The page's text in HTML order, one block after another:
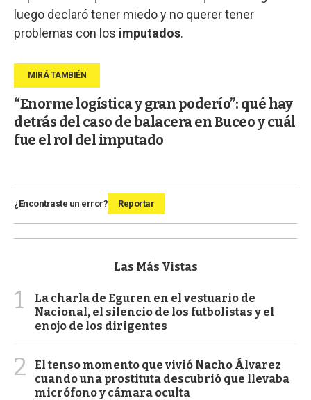
luego declaró tener miedo y no querer tener
problemas con los imputados.
“Enorme logística y gran poderío”: qué hay
detrás del caso de balacera en Buceo y cuál
fue el rol del imputado
¿Encontraste un error? Reportar
Las Más Vistas
1
La charla de Eguren en el vestuario de
Nacional, el silencio de los futbolistas y el
enojo de los dirigentes
2
El tenso momento que vivió Nacho Álvarez
cuando una prostituta descubrió que llevaba
micrófono y cámara oculta